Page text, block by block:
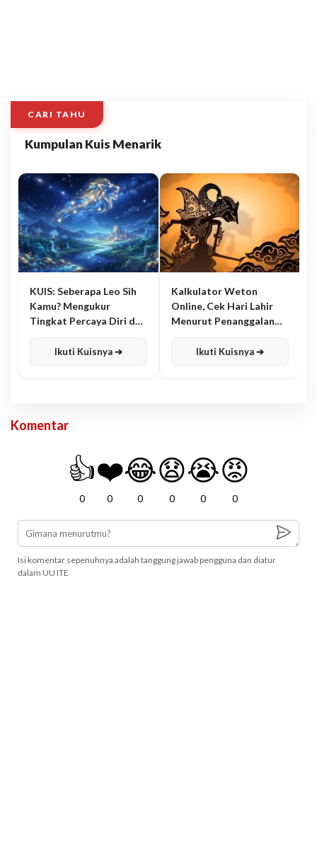
CARI TAHU
Kumpulan Kuis Menarik
KUIS: Seberapa Leo Sih
Kamu? Mengukur
Tingkat Percaya Diri dan
Ikuti Kuisnya ➔
Kalkulator Weton
Online, Cek Hari Lahir
Menurut Penanggalan
Ikuti Kuisnya ➔
Komentar
👍
0
❤️
0
😂
0
😧
0
😭
0
😡
0
Isi komentar sepenuhnya adalah tanggung jawab pengguna dan diatur
dalam UU ITE